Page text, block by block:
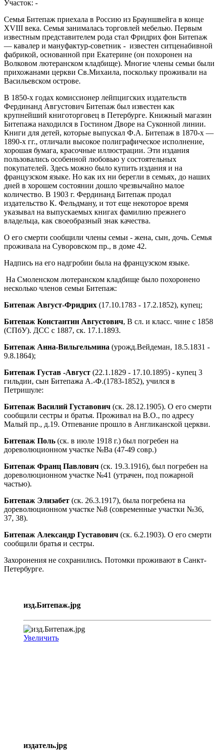
Участок: -
Семья Битепаж приехала в Россию из Брауншвейга в конце
XVIII века. Семья занималась торговлей мебелью. Первым
известным представителем рода стал Фридрих фон Битепаж
— кавалер и мануфактур-советник - известен ситценабивной
фабрикой, основанной при Екатерине (он похоронен на
Волковом лютеранском кладбище). Многие члены семьи были
прихожанами церкви Св.Михаила, поскольку проживали на
Васильевском острове.
В 1850-х годах комиссионер лейпцигских издательств
Фердинанд Августович Битепаж был известен как
крупнейший книготорговец в Петербурге. Книжный магазин
Битепажа находился в Гостином Дворе на Суконной линии.
Книги для детей, которые выпускал Ф.А. Битепаж в 1870-х —
1890-х гг., отличали высокое полиграфическое исполнение,
хорошая бумага, красочные иллюстрации. Эти издания
пользовались особенной любовью у состоятельных
покупателей. Здесь можно было купить издания и на
французском языке. Но как их ни берегли в семьях, до наших
дней в хорошем состоянии дошло чрезвычайно малое
количество. В 1903 г. Фердинанд Битепаж продал
издательство К. Фельдману, и тот еще некоторое время
указывал на выпускаемых книгах фамилию прежнего
владельца, как своеобразный знак качества.
О его смерти сообщили члены семьи - жена, сын, дочь. Семья
проживала на Суворовском пр., в доме 42.
Надпись на его надгробии была на французском языке.
На Смоленском лютеранском кладбище было похоронено
несколько членов семьи Битепаж:
Битепаж Август-Фридрих (17.10.1783 - 17.2.1852), купец;
Битепаж Константин Августович, В сл. и класс. чине с 1858
(СПбУ). ДСС с 1887, ск. 17.1.1893.
Битепаж Анна-Вильгельмина (урожд.Вейдеман, 18.5.1831 -
9.8.1864);
Битепаж Густав -Август (22.1.1829 - 17.10.1895) - купец 3
гильдии, сын Битепажа А.-Ф.(1783-1852), учился в
Петришуле:
Битепаж Василий Густавович (ск. 28.12.1905). О его смерти
сообщили сестры и братья. Проживал на В.О., по адресу
Малый пр., д.19. Отпевание прошло в Англиканской церкви.
Битепаж Поль (ск. в июле 1918 г.) был погребен на
дореволюционном участке №Ва (47-49 совр.)
Битепаж Франц Павлович (ск. 19.3.1916), был погребен на
дореволюционном участке №41 (утрачен, под пожарной
частью).
Битепаж Элизабет (ск. 26.3.1917), была погребена на
дореволюционном участке №8 (современные участки №36,
37, 38).
Битепаж Александр Густавович (ск. 6.2.1903). О его смерти
сообщили братья и сестры.
Захоронения не сохранились. Потомки проживают в Санкт-
Петербурге.
изд.Битепаж.jpg
Увеличить
издатель.jpg